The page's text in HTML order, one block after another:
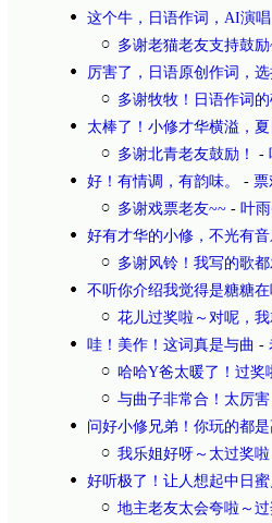
这个牛，日语作词，AI演唱
多谢老猫老友支持鼓
厉害了，日语原创作词，
多谢牧牧！日语作词
太棒了！小修才华横溢，
多谢北青老友鼓励！
-
好！有情调，有韵味。
- 票
多谢戏票老友~~ - 叶
好有才华的小修，不光有
多谢风铃！我写的歌
不听你介绍我觉得是糖糖
花儿过奖啦～对呢，
哇！美作！这词真是与曲 -
哈哈Y爸太暖了！过奖
与曲子非常合！太厉害
问好小修兄弟！你玩的都
我乐姐好呀～太过奖
好听极了！让人想起中日
地主老友太会夸啦～